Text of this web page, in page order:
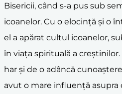
Bisericii, când s-a pus sub
icoanelor. Cu o elocință și o
el a apărat cultul icoanelor,
în viața spirituală a
har și de o adâncă
avut o mare influență asupra